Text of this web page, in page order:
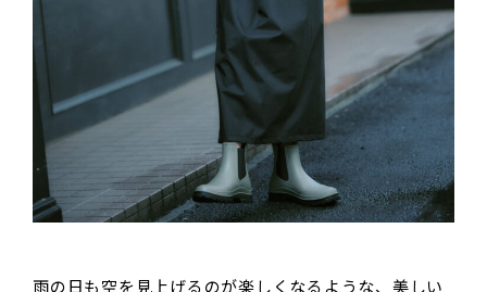
雨の日も空を見上げるのが楽しくなるような、美しい